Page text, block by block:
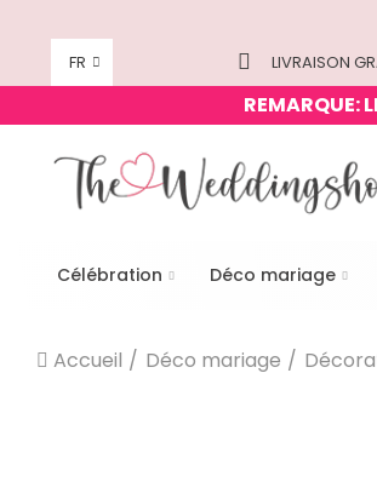
FR
LIVRAISON
REMARQUE:
Célébration Déco mariage
Accueil Déco mariage